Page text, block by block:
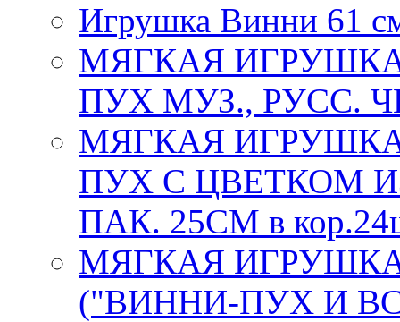
Игрушка Винни 61
МЯГКАЯ
ПУХ МУЗ., РУСС.
МЯГКАЯ
ПУХ С ЦВЕТКОМ
ПАК. 25СМ в
МЯГКАЯ
("ВИННИ-ПУХ И